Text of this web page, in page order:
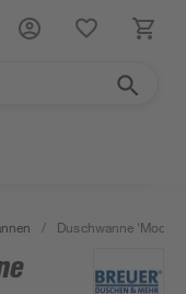
/ Duschwanne